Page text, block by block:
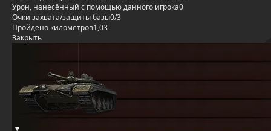
Урон, нанесённый с помощью данного игрока0
Очки захвата/защиты базы0/3
Пройдено километров1,03
Закрыть